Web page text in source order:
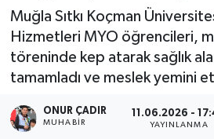
Muğla Sıtkı Koçman
Hizmetleri MYO öğrencileri,
töreninde kep atarak sağlık
tamamladı ve meslek yemini
ONUR ÇADIR
MUHABİR
11.06.2026 -
YAYINLANMA
Ekonomi
Kültür
Süper Lig Puan Durumu ve
Tüm Manşetler